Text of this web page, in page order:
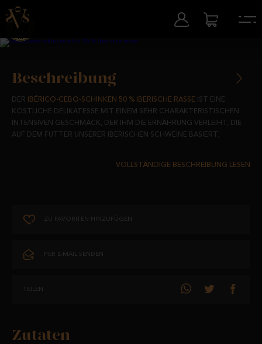
Beschreibung
DER IBÉRICO-CEBO-SCHINKEN 50 % IBERISCHE RASSE IST EINE
KÖSTLICHE DELIKATESSE MIT EINEM SEHR CHARAKTERISTISCHEN
INTENSIVEN GESCHMACK, DER IHM DIE ERNÄHRUNG VERLEIHT, DIE
AUF DEM FUTTER UNSERER IBERISCHEN SCHWEINE BASIERT.
ZU 50 % REINRASSIGE IBERISCHE SCHWEINE, DIE EINZELN VON
TEXTUR WERDEN DURCH DAS EINWIRKEN DES SALZES UND EINEM
TROCKENKAMMERN VERBRINGT.
AUSGEWOGENEN ERNÄHRUNG UND TÄGLICHER KÖRPERLICHER
BEWEGUNG IST DER CEBO-SCHINKEN EINE PERFEKTE ERGÄNZUNG
AUFBEWAHRUNG UND HALTBARKEIT:
ZU FAVORITEN HINZUFÜGEN
PER E-MAIL SENDEN
TEILEN
Zutaten